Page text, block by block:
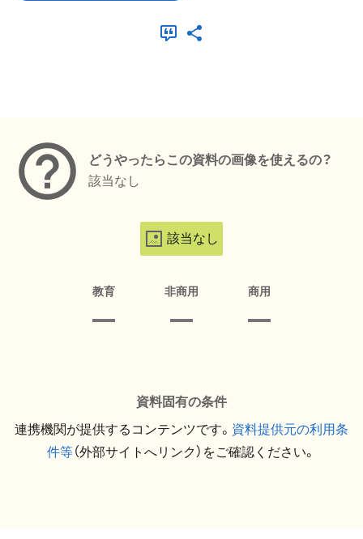
どうやったらこの資料の画像を使えるの？
該当なし
該当なし
教育 非商用 商用
資料固有の条件
連携機関が提供するコンテンツです。 資料提供元の利用条
件等（外部サイトへリンク）をご確認ください。